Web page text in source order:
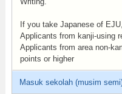
If you take Japanese of
Applicants from kanji-using
Applicants from area non-
points or higher
Masuk sekolah (musim